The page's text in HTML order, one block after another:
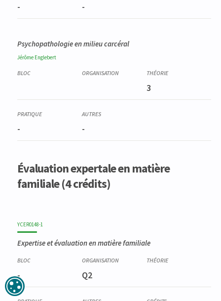
- -
Psychopathologie en milieu carcéral
Jérôme Englebert
3
- -
Évaluation expertale en matière
familiale (4 crédits)
YCER0148-1
Expertise et évaluation en matière familiale
- Q2